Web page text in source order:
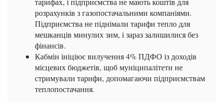
розрахунків з газопостачальними компаніями.
Підприємства не піднімали тарифи тепло для
мешканців минулих зим, і зараз залишилися без
фінансів.
Кабмін ініціює вилучення 4% ПДФО із доходів
місцевих бюджетів, щоб муніципалітети не
стримували тарифи, допомагаючи підприємствам
теплопостачання.